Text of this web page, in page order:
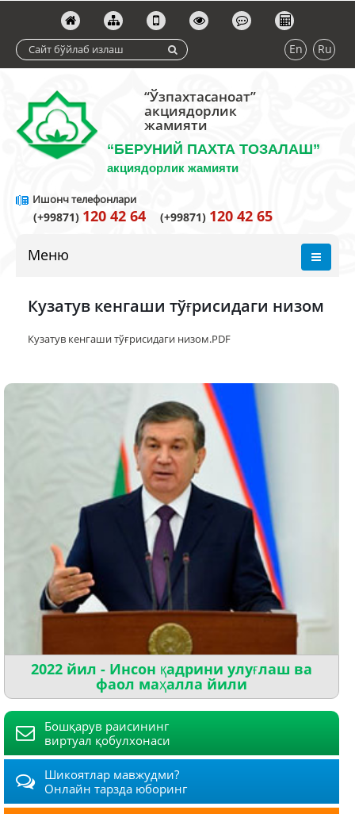
En Ru
“Ўзпахтасаноат”
акциядорлик
жамияти
“БЕРУНИЙ ПАХТА ТОЗАЛАШ”
акциядорлик жамияти
Ишонч телефонлари
(+99871) 120 42 64 (+99871) 120 42 65
Меню
Кузатув кенгаши тўғрисидаги низом
Кузатув кенгаши тўғрисидаги низом.PDF
2022 йил - Инсон қадрини улуғлаш ва
фаол маҳалла йили
Бошқарув раисининг
виртуал қобулхонаси
Шикоятлар мавжудми?
Онлайн тарзда юборинг